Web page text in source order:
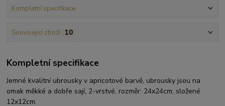
Kompletní specifikace
Související zboží 10
Kompletní specifikace
Jemné kvalitní ubrousky v apricotové barvě, ubrousky jsou na
omak měkké a dobře sají, 2-vrstvé, rozměr: 24x24cm, složené
12x12cm.